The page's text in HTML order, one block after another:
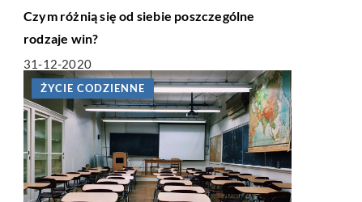
Czym różnią się od siebie poszczególne
rodzaje win?
31-12-2020
ŻYCIE CODZIENNE